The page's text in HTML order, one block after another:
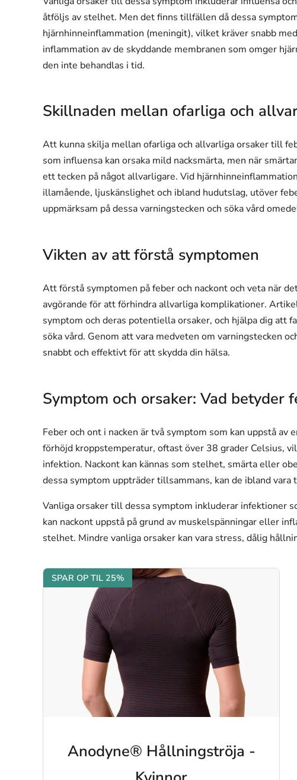
åtföljs av stelhet. Men det finns tillfällen då dessa
hjärnhinneinflammation (meningit), vilket kräver snabb
inflammation av de skyddande membranen som omger
den inte behandlas i tid.
Skillnaden mellan ofarliga och
Att kunna skilja mellan ofarliga och allvarliga orsaker till
som influensa kan orsaka mild nacksmärta, men när
ett tecken på något allvarligare. Vid
illamående, ljuskänslighet och ibland hudutslag, utöver
uppmärksam på dessa varningstecken och söka vård
Vikten av att förstå symptomen
Att förstå symptomen på feber och nackont och veta när
avgörande för att förhindra allvarliga komplikationer.
symptom och deras potentiella orsaker, och hjälpa dig att
söka vård. Genom att vara medveten om varningstecken
snabbt och effektivt för att skydda din hälsa.
Symptom och orsaker: Vad betyder
Feber och ont i nacken är två symptom som kan uppstå av
förhöjd kroppstemperatur, oftast över 38 grader Celsius,
infektion. Nackont kan kännas som stelhet, smärta eller
dessa symptom uppträder tillsammans, kan de ibland vara
Vanliga orsaker till dessa symptom inkluderar infektioner
kan nackont uppstå på grund av muskelspänningar eller
stelhet. Mindre vanliga orsaker kan vara stress, dålig
SPAR OP TIL 25%
Anodyne® Hållningströja -